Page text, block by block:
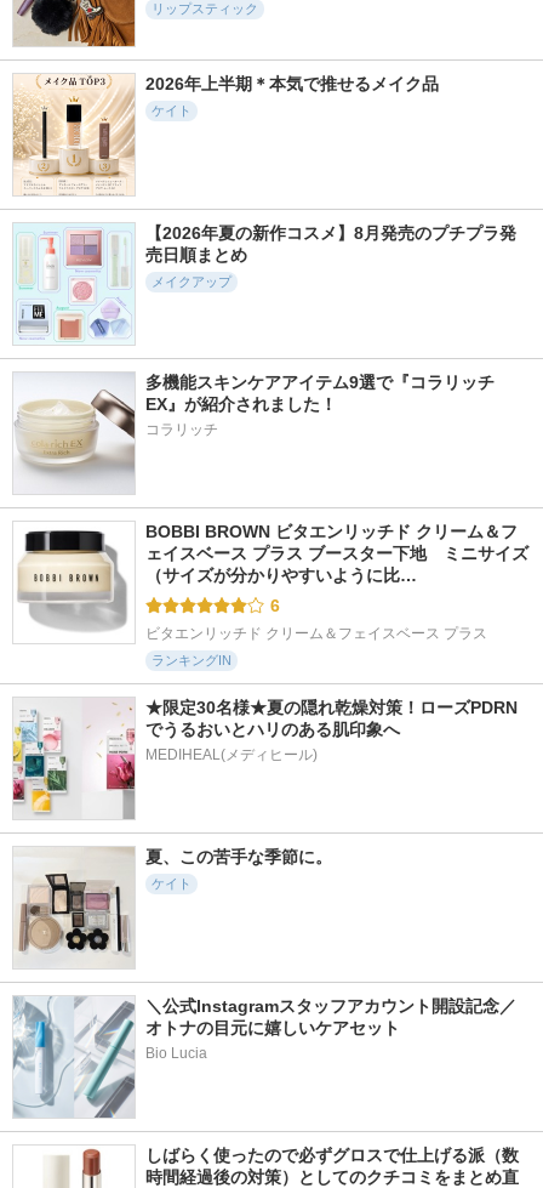
5.3
4708件
フィー 3Dボリュー
ミンググロス
fwee(フィー)
5.7
7448件
ディオール アディ
クト リップ マキシ
マイザー
ディオール
フィルム眉カラー
デジャヴュ
パールグロウハイラ
イト
リップスティック
2026年上半期＊本気で推せるメイク品
ケイト
【2026年夏の新作コスメ】8月発売のプチプラ発
売日順まとめ
メイクアップ
多機能スキンケアアイテム9選で『コラリッチ
EX』が紹介されました！
コラリッチ
BOBBI BROWN ビタエンリッチド クリーム＆フ
ェイスベース プラス ブースター下地　ミニサイズ
（サイズが分かりやすいように比…
6
ビタエンリッチド クリーム＆フェイスベース プラス
ランキングIN
★限定30名様★夏の隠れ乾燥対策！ローズPDRN
でうるおいとハリのある肌印象へ
MEDIHEAL(メディヒール)
夏、この苦手な季節に。
ケイト
＼公式Instagramスタッフアカウント開設記念／
オトナの目元に嬉しいケアセット
Bio Lucia
しばらく使ったので必ずグロスで仕上げる派（数
時間経過後の対策）としてのクチコミをまとめ直